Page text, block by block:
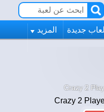
العاب جديدة المزيد
Crazy 2